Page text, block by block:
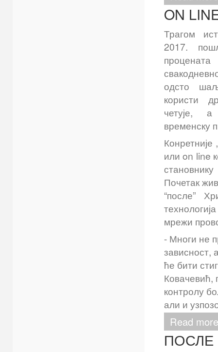
ON
Трагом
2017.
одсто
користи
четује,
временску
Конретније
или on line
Почетак
“после”
мрежи
- Многи не
зависност,
ће бити
Ковачевић,
контролу
али и
Read
ПОСЛЕ